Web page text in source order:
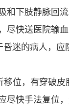
和下肢静脉回
尽快送医院输血
昏迷的病人，应
移位，有穿破皮
尽快手法复位，